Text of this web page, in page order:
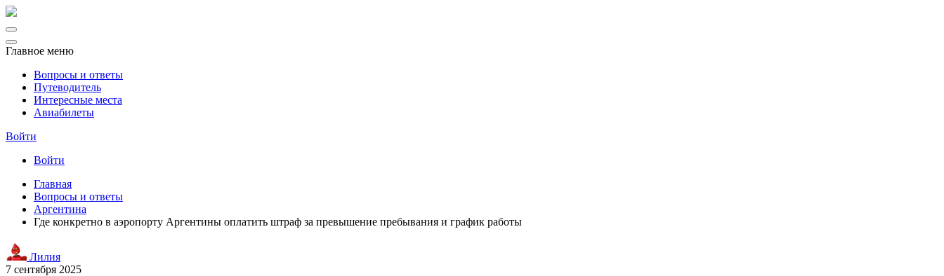
Главное меню
Вопросы и ответы
Путеводитель
Интересные места
Авиабилеты
Войти
Войти
Главная
Вопросы и ответы
Аргентина
Где конкретно в аэропорту Аргентины оплатить штраф за превышение пребывания и график работы
Лилия
7 сентября 2025